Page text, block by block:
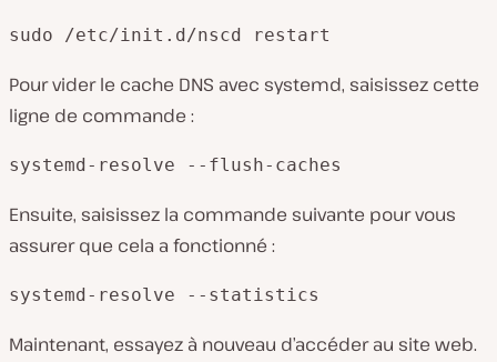
sudo /etc/init.d/nscd restart
Pour vider le cache DNS avec systemd, saisissez cette
ligne de commande :
systemd-resolve --flush-caches
Ensuite, saisissez la commande suivante pour vous
assurer que cela a fonctionné :
systemd-resolve --statistics
Maintenant, essayez à nouveau d’accéder au site web.